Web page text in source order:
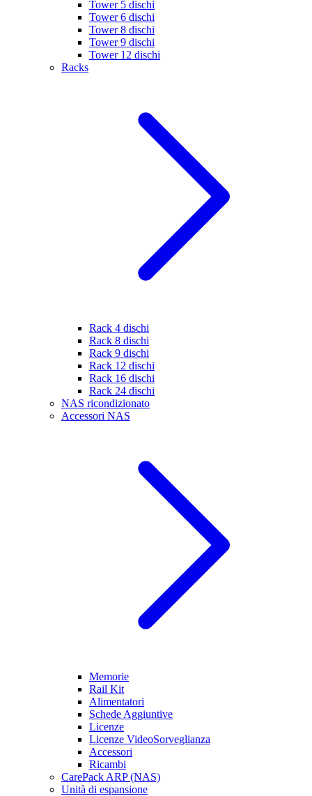
Tower 5 dischi
Tower 6 dischi
Tower 8 dischi
Tower 9 dischi
Tower 12 dischi
Racks
Rack 4 dischi
Rack 8 dischi
Rack 9 dischi
Rack 12 dischi
Rack 16 dischi
Rack 24 dischi
NAS ricondizionato
Accessori NAS
Memorie
Rail Kit
Alimentatori
Schede Aggiuntive
Licenze
Licenze VideoSorveglianza
Accessori
Ricambi
CarePack ARP (NAS)
Unità di espansione